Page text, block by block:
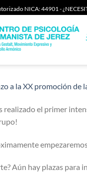
NICA: 44901 -
a la XX promoción de
realizado el primer
Aún hay plazas para